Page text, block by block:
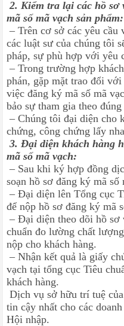
2. Kiểm tra lại các hồ
mã số mã vạch sản phẩm:
– Trên cơ sở các yêu cầu
các luật sư của chúng tôi
pháp, sự phù hợp với yêu
– Trong trường hợp
phán, gặp mặt trao đổi
việc đăng ký mã số mã
bảo sự tham gia theo đúng
– Chúng tôi đại diện cho
chứng, công chứng lấy
3. Đại diện khách hàng
mã số mã vạch:
– Sau khi ký hợp đồng
soạn hồ sơ đăng ký mã số
– Đại diện lên Tổng cục
để nộp hồ sơ đăng ký mã
– Đại diện theo dõi hồ sơ
chuẩn đo lường chất
nộp cho khách hàng.
– Nhận kết quả là giấy
vạch tại tổng cục Tiêu
khách hàng.
Dịch vụ sở hữu trí tuệ
tin cậy nhất cho các
Hội nhập.